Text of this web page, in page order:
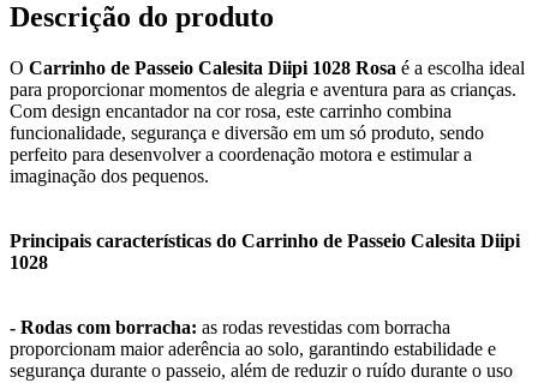
Descrição do produto
O Carrinho de Passeio Calesita Diipi 1028 Rosa é a escolha ideal
para proporcionar momentos de alegria e aventura para as crianças.
Com design encantador na cor rosa, este carrinho combina
funcionalidade, segurança e diversão em um só produto, sendo
perfeito para desenvolver a coordenação motora e estimular a
imaginação dos pequenos.
Principais características do Carrinho de Passeio Calesita Diipi
1028
- Rodas com borracha: as rodas revestidas com borracha
proporcionam maior aderência ao solo, garantindo estabilidade e
segurança durante o passeio, além de reduzir o ruído durante o uso